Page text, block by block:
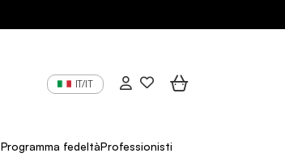
IT/IT
Programma fedeltàProfessionisti